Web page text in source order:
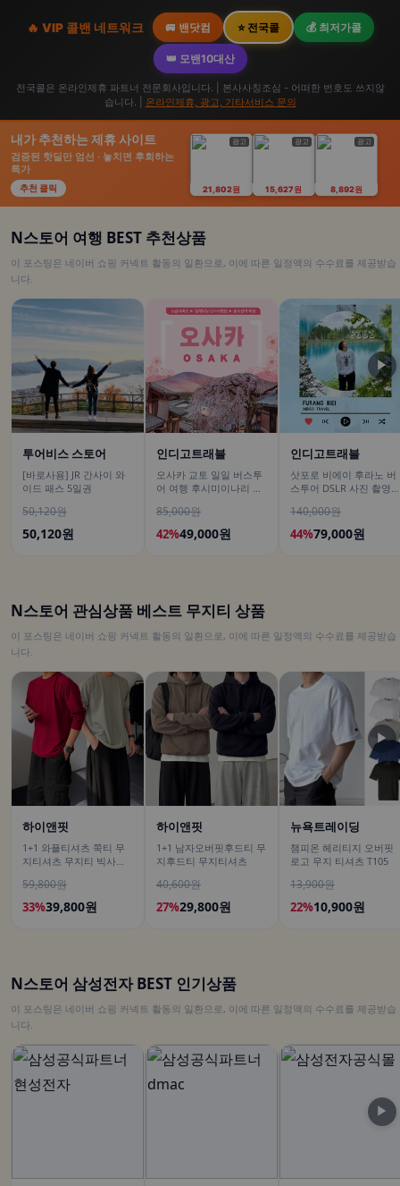
🔥 VIP 콜밴 네트워크 🚐 밴닷컴 ⭐ 전국콜 💰 최저가콜
👑 모밴10대산
전국콜은 온라인제휴 파트너 전문회사입니다. | 본사사칭조심 - 어떠한 번호도 쓰지않
습니다. |
온라인제휴, 광고, 기타서비스 문의
내가 추천하는 제휴 사이트
검증된 핫딜만 엄선 · 놓치면 후회하는
특가
추천 클릭
광고
21,802원
광고
15,627원
광고
8,892원
N스토어 여행 BEST 추천상품
이 포스팅은 네이버 쇼핑 커넥트 활동의 일환으로, 이에 따른 일정액의 수수료를 제공받습
니다.
투어비스 스토어
[바로사용] JR 간사이 와
이드 패스 5일권
50,120원
50,120원
인디고트래블
오사카 교토 일일 버스투
어 여행 후시미이나리 아
철학의길
85,000원
42%49,000원
인디고트래블
삿포로 비에이 후라노 버
스투어 DSLR 사진 촬영
140,000원
44%79,000원
▶
N스토어 관심상품 베스트 무지티 상품
이 포스팅은 네이버 쇼핑 커넥트 활동의 일환으로, 이에 따른 일정액의 수수료를 제공받습
니다.
하이앤핏
1+1 와플티셔츠 쭉티 무
지티셔츠 무지티 빅사이
59,800원
33%39,800원
하이앤핏
1+1 남자오버핏후드티 무
지후드티 무지티셔츠
40,600원
27%29,800원
뉴욕트레이딩
챔피온 헤리티지 오버핏
로고 무지 티셔츠 T105
13,900원
22%10,900원
▶
N스토어 삼성전자 BEST 인기상품
이 포스팅은 네이버 쇼핑 커넥트 활동의 일환으로, 이에 따른 일정액의 수수료를 제공받습
니다.
▶